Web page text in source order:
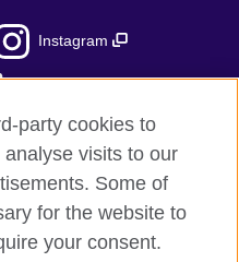
Instagram
party cookies to
visits to our
Some of
for the website to
your consent.